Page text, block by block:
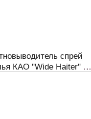
спрей
КAO "Wide Haiter" EX